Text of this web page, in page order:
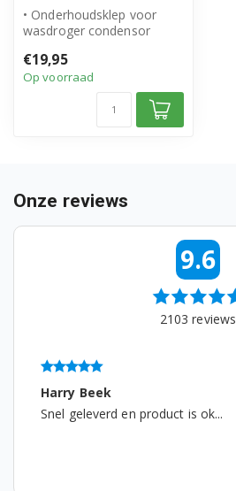
CWK4W360CH/13
CWK4W360NL/04
CWK4W360NL/09
CWK4W361/23
KDR73017B/15
WD260100/06
• Onderhoudsklep voor
wasdroger condensor
product
• ...
€19,95
Op voorraad
Onze reviews
9.6
2103 reviews
Harry Beek
Snel geleverd en product is ok...